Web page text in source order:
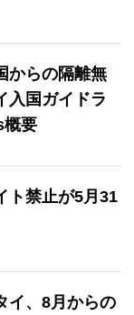
からの隔離無
入国ガイドラ
概要
ト禁止が5月31
イ、8月からの